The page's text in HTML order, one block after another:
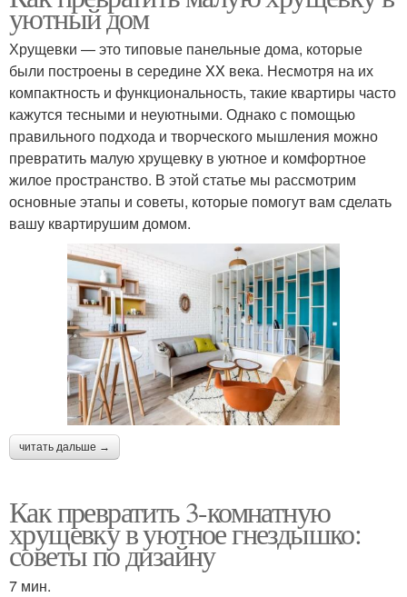
уютный дом
Хрущевки — это типовые панельные дома, которые
были построены в середине XX века. Несмотря на их
компактность и функциональность, такие квартиры часто
кажутся тесными и неуютными. Однако с помощью
правильного подхода и творческого мышления можно
превратить малую хрущевку в уютное и комфортное
жилое пространство. В этой статье мы рассмотрим
основные этапы и советы, которые помогут вам сделать
вашу квартирушим домом.
читать дальше →
Как превратить 3-комнатную
хрущевку в уютное гнездышко:
советы по дизайну
7 мин.